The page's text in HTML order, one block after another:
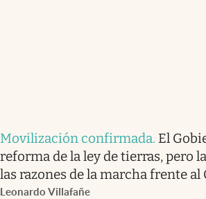
Movilización confirmada. El
reforma de la ley de tierras, pero
las razones de la marcha frente al
Leonardo Villafañe